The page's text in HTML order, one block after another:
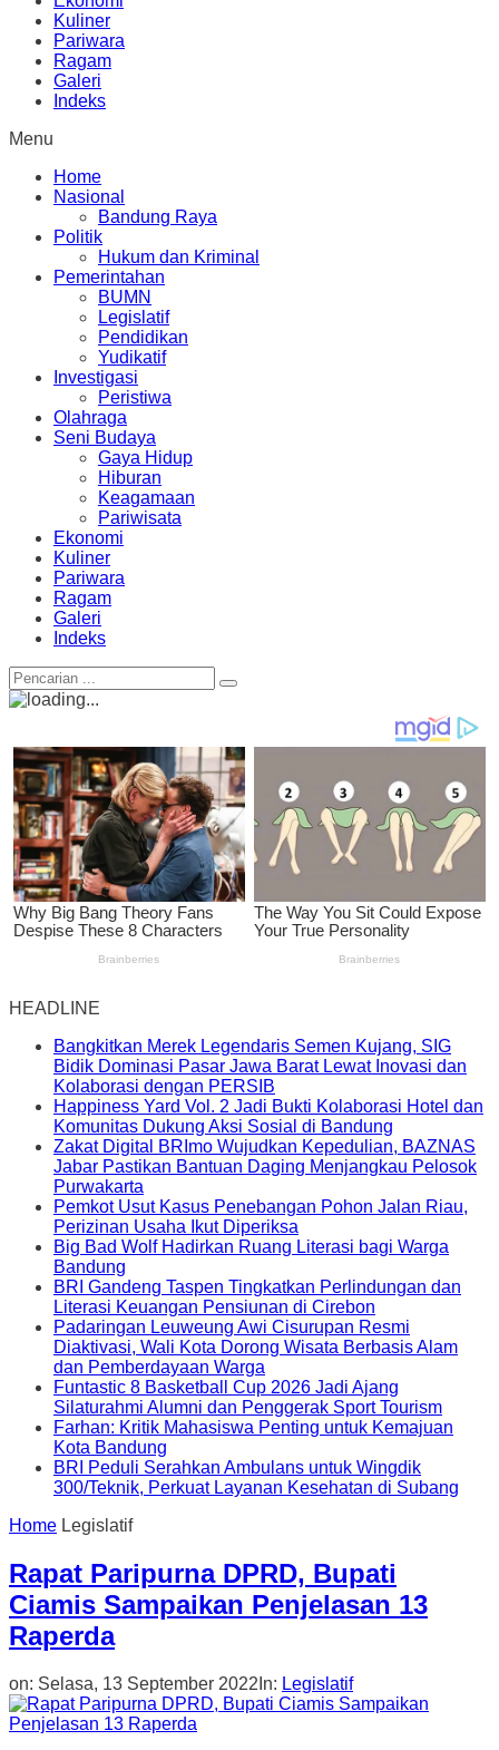
Kuliner
Pariwara
Ragam
Galeri
Indeks
Menu
Home
Nasional
Bandung Raya
Politik
Hukum dan Kriminal
Pemerintahan
BUMN
Legislatif
Pendidikan
Yudikatif
Investigasi
Peristiwa
Olahraga
Seni Budaya
Gaya Hidup
Hiburan
Keagamaan
Pariwisata
Ekonomi
Kuliner
Pariwara
Ragam
Galeri
Indeks
HEADLINE
Bangkitkan Merek Legendaris Semen Kujang, SIG
Bidik Dominasi Pasar Jawa Barat Lewat Inovasi dan
Kolaborasi dengan PERSIB
Happiness Yard Vol. 2 Jadi Bukti Kolaborasi Hotel dan
Komunitas Dukung Aksi Sosial di Bandung
Zakat Digital BRImo Wujudkan Kepedulian, BAZNAS
Jabar Pastikan Bantuan Daging Menjangkau Pelosok
Purwakarta
Pemkot Usut Kasus Penebangan Pohon Jalan Riau,
Perizinan Usaha Ikut Diperiksa
Big Bad Wolf Hadirkan Ruang Literasi bagi Warga
Bandung
BRI Gandeng Taspen Tingkatkan Perlindungan dan
Literasi Keuangan Pensiunan di Cirebon
Padaringan Leuweung Awi Cisurupan Resmi
Diaktivasi, Wali Kota Dorong Wisata Berbasis Alam
dan Pemberdayaan Warga
Funtastic 8 Basketball Cup 2026 Jadi Ajang
Silaturahmi Alumni dan Penggerak Sport Tourism
Farhan: Kritik Mahasiswa Penting untuk Kemajuan
Kota Bandung
BRI Peduli Serahkan Ambulans untuk Wingdik
300/Teknik, Perkuat Layanan Kesehatan di Subang
Home Legislatif
Rapat Paripurna DPRD, Bupati
Ciamis Sampaikan Penjelasan 13
Raperda
on: Selasa, 13 September 2022 In: Legislatif